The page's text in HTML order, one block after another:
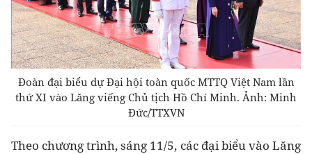
Đoàn đại biểu dự Đại hội toàn quốc MTTQ Việt Nam lần
thứ XI vào Lăng viếng Chủ tịch Hồ Chí Minh. Ảnh: Minh
Đức/TTXVN
Theo chương trình, sáng 11/5, các đại biểu vào Lăng